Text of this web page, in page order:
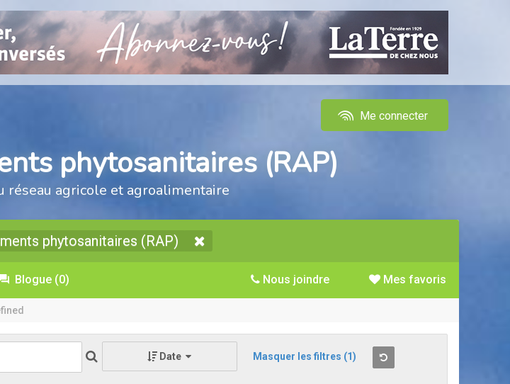
Me connecter
phytosanitaires (RAP)
réseau agricole et agroalimentaire
phytosanitaires (RAP)
Blogue (0) Mes favoris
Nous joindre
Date Masquer les filtres (1)